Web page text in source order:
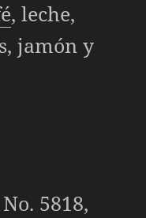
, leche,
jamón y
5818,